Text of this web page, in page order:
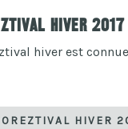
hiver 2017
hiver est
HIVER